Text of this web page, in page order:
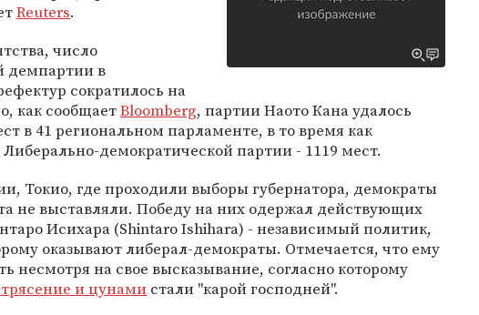
Reuters.
число
демпартии в
сократилось на
как сообщаетBloomberg, партии Наото Кана удалось
в 41 региональном парламенте, в то время как
демократической партии - 1119 мест.
Токио, где проходили выборы губернатора, демократы
не выставляли. Победу на них одержал действующих
Исихара (Shintaro Ishihara) - независимый политик,
оказывают либерал-демократы. Отмечается, что ему
несмотря на свое высказывание, согласно которому
и цунами стали "карой господней".